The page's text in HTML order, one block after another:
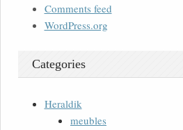
Comments feed
WordPress.org
Categories
Heraldik
meubles